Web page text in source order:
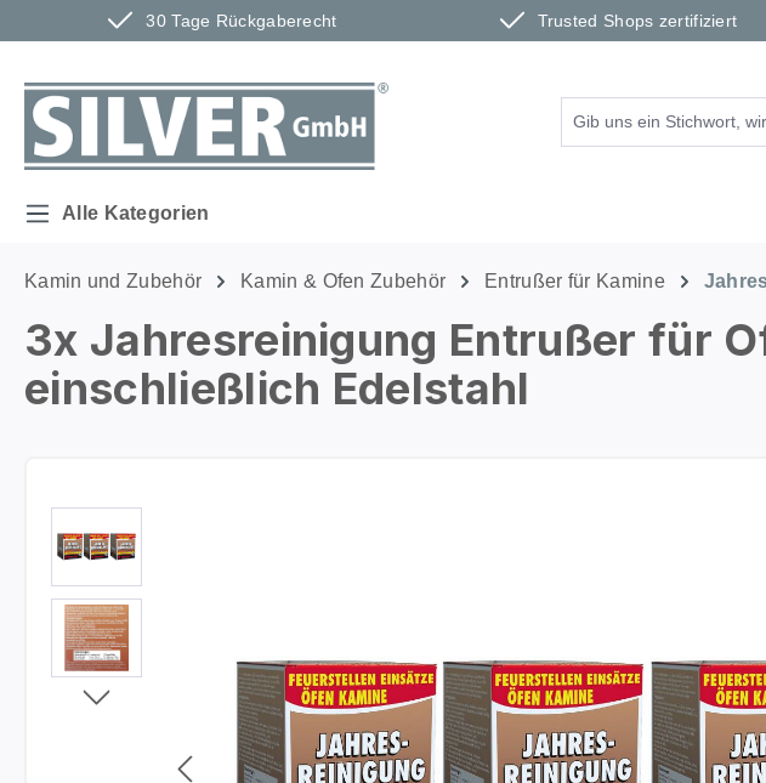
30 Tage Rückgaberecht Trusted Shops zertifiziert
Hauptinhalt springen
Zur Suche springen
Zur Hauptnavigation springen
Alle Kategorien
Kamin und Zubehör Kamin & Ofen Zubehör Entrußer für Kamine
3x Jahresreinigung Entrußer für
einschließlich Edelstahl